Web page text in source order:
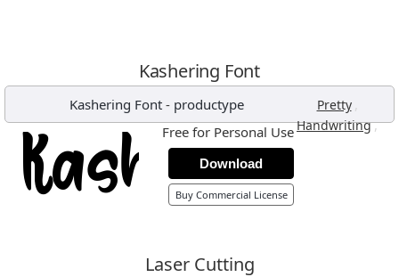
Kashering Font
Kashering Font- productype Pretty ,
Handwriting,
Free for Personal Use
Download
Buy Commercial License
Laser Cutting